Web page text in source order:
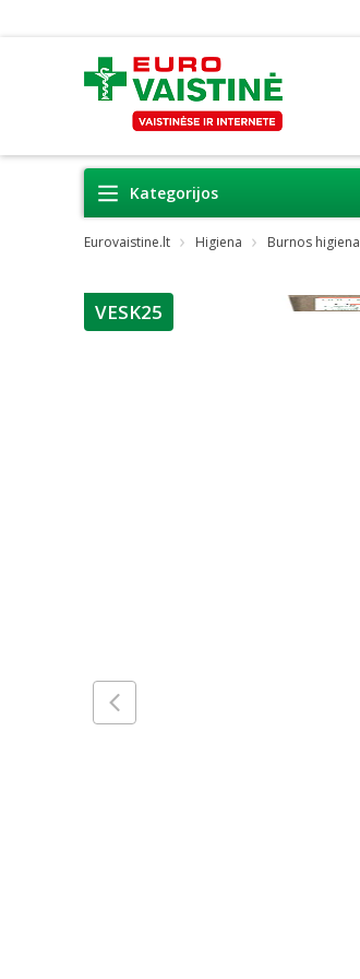
Kategorijos
Eurovaistine.lt Higiena Burnos higiena
patarimas
VESK25